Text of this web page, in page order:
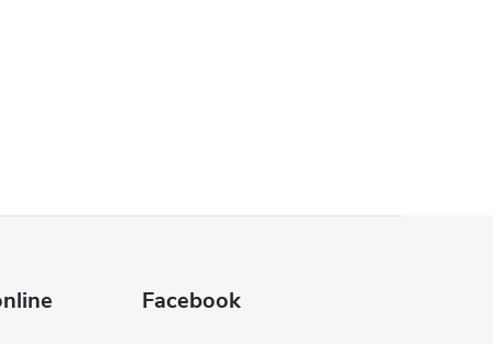
Facebook